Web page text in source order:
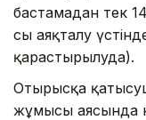
бастамадан тек
сы аяқталу
қарастырылуда).
Отырысқа
жұмысы аясында